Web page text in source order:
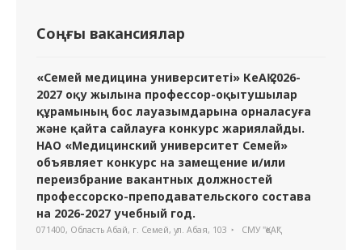
Соңғы вакансиялар
«Семей медицина университеті» КеАҚ 2026-
2027 оқу жылына профессор-оқытушылар
құрамының бос лауазымдарына орналасуға
және қайта сайлауға конкурс жариялайды.
НАО «Медицинский университет Семей»
объявляет конкурс на замещение и/или
переизбрание вакантных должностей
профессорско-преподавательского состава
на 2026-2027 учебный год.
071400, Область Абай, г. Семей, ул. Абая, 103 СМУ "ҚеАҚ"